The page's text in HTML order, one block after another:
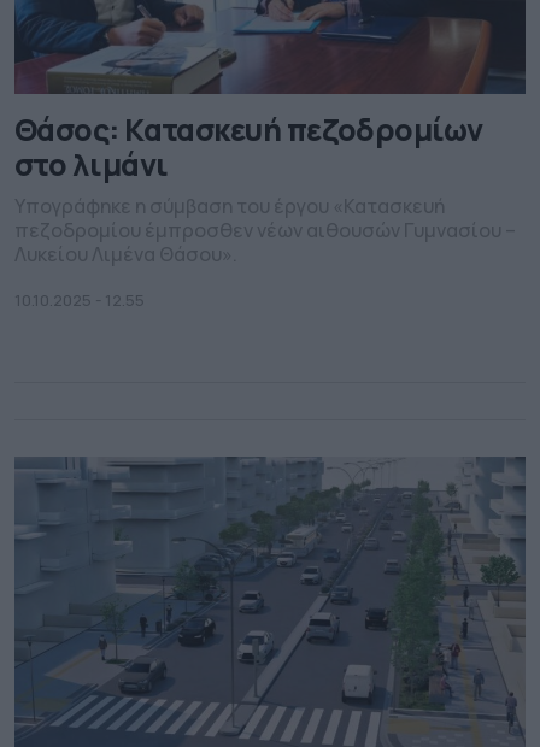
Θάσος: Κατασκευή πεζοδρομίων
στο λιμάνι
10.10.2025 - 12.55